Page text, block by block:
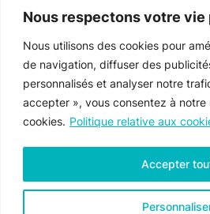
Nous respectons votre vie
Nous utilisons des cookies pour
de navigation, diffuser des
personnalisés et analyser notre
accepter », vous consentez à notre
cookies. Politique relative aux
Accepter
Merci à nos